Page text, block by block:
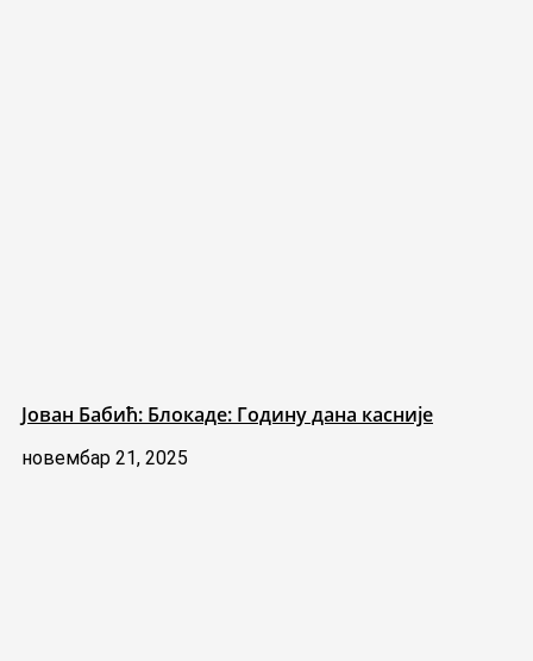
Јован Бабић: Блокаде: Годину дана касније
новембар 21, 2025